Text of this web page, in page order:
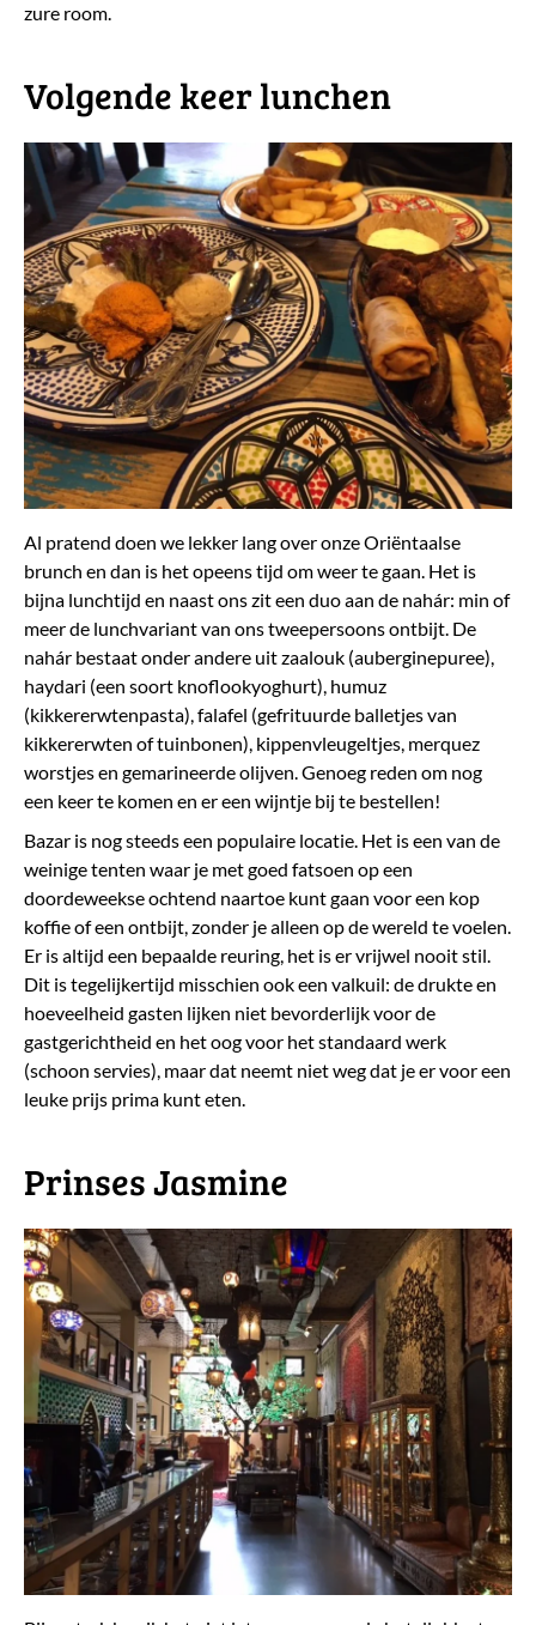
zure room.
Volgende keer lunchen
Al pratend doen we lekker lang over onze Oriëntaalse
brunch en dan is het opeens tijd om weer te gaan. Het is
bijna lunchtijd en naast ons zit een duo aan de nahár: min of
meer de lunchvariant van ons tweepersoons ontbijt. De
nahár bestaat onder andere uit zaalouk (auberginepuree),
haydari (een soort knoflookyoghurt), humuz
(kikkererwtenpasta), falafel (gefrituurde balletjes van
kikkererwten of tuinbonen), kippenvleugeltjes, merquez
worstjes en gemarineerde olijven. Genoeg reden om nog
een keer te komen en er een wijntje bij te bestellen!
Bazar is nog steeds een populaire locatie. Het is een van de
weinige tenten waar je met goed fatsoen op een
doordeweekse ochtend naartoe kunt gaan voor een kop
koffie of een ontbijt, zonder je alleen op de wereld te voelen.
Er is altijd een bepaalde reuring, het is er vrijwel nooit stil.
Dit is tegelijkertijd misschien ook een valkuil: de drukte en
hoeveelheid gasten lijken niet bevorderlijk voor de
gastgerichtheid en het oog voor het standaard werk
(schoon servies), maar dat neemt niet weg dat je er voor een
leuke prijs prima kunt eten.
Prinses Jasmine